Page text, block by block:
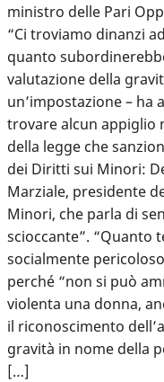
ministro delle Pari
“Ci troviamo dinanzi
quanto
valutazione della
un’impostazione – ha
trovare alcun appiglio
della legge che
dei Diritti sui Minori:
Marziale, presidente
Minori, che parla di
scioccante”. “Quanto
socialmente
perché “non si può
violenta una donna,
il riconoscimento
gravità in nome della
[…]